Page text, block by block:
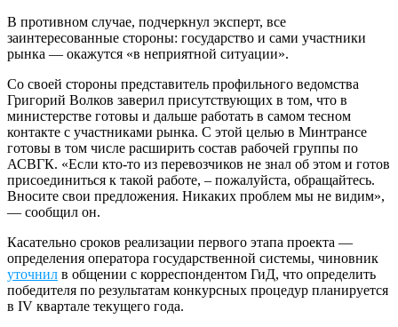
В противном случае, подчеркнул эксперт, все
заинтересованные стороны: государство и сами участники
рынка — окажутся «в неприятной ситуации».
Со своей стороны представитель профильного ведомства
Григорий Волков заверил присутствующих в том, что в
министерстве готовы и дальше работать в самом тесном
контакте с участниками рынка. С этой целью в Минтрансе
готовы в том числе расширить состав рабочей группы по
АСВГК. «Если кто-то из перевозчиков не знал об этом и готов
присоединиться к такой работе, – пожалуйста, обращайтесь.
Вносите свои предложения. Никаких проблем мы не видим»,
— сообщил он.
Касательно сроков реализации первого этапа проекта —
определения оператора государственной системы, чиновник
уточнил в общении с корреспондентом ГиД, что определить
победителя по результатам конкурсных процедур планируется
в IV квартале текущего года.